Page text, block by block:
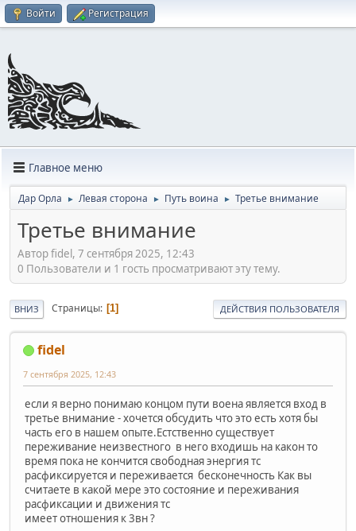
Войти Регистрация
Главное меню
Дар Орла ► Левая сторона ► Путь воина ► Третье внимание
Третье внимание
Автор fidel, 7 сентября 2025, 12:43
0 Пользователи и 1 гость просматривают эту тему.
ВНИЗ Страницы 1 ДЕЙСТВИЯ ПОЛЬЗОВАТЕЛЯ
fidel
7 сентября 2025, 12:43
если я верно понимаю концом пути воена является вход в
третье внимание - хочется обсудить что это есть хотя бы
часть его в нашем опыте.Естственно существует
переживание неизвестного в него входишь на какон то
время пока не кончится свободная энергия тс
расфиксируется и переживается бесконечность Как вы
считаете в какой мере это состояние и переживания
расфиксации и движения тс
имеет отношения к 3вн ?